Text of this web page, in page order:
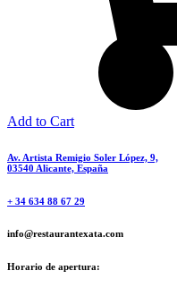
Add to Cart
Av. Artista Remigio Soler López, 9,
03540 Alicante, España
+ 34 634 88 67 29
info@restaurantexata.com
Horario de apertura: